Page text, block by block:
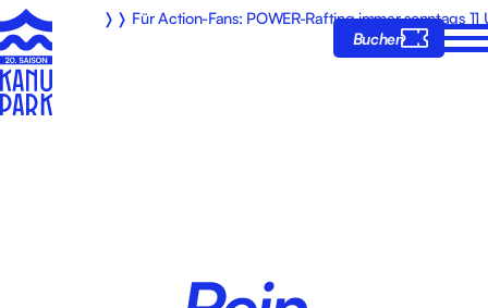
❭❭ Für Action-Fans: POWER-Rafting immer sonntags 11
Buchen